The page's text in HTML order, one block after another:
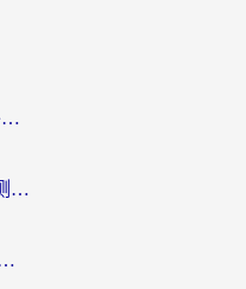
雷神手游和sixfast哪个好？海外党亲测3款回国加速器，教你选对不踩坑
穿梭和快喵好用吗？海外党亲测：小众加速器对比+番茄加速器深度体验
用吗？海外党亲测+2026回国加速器避坑指南